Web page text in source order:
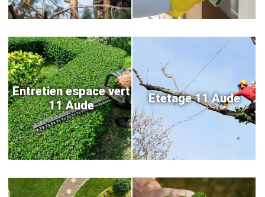
Entretien espace vert
11 Aude
Etetage 11 Aude